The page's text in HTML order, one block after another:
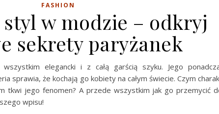
FASHION
w modzie – odkryj
sekrety paryżanek
elegancki i z całą garścią szyku. Jego
sprawia, że kochają go kobiety na całym świecie. Czym
tkwi jego fenomen? A przede wszystkim jak go przemycić
wpisu!